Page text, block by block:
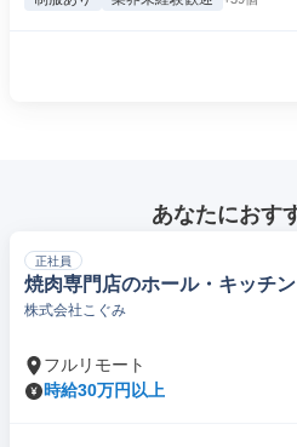
あなたにおす
正社員
焼肉専門店のホール・キッチン
株式会社こぐみ
フルリモート
時給30万円以上